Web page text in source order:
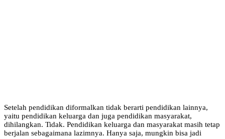
Setelah pendidikan diformalkan tidak berarti pendidikan lainnya,
yaitu pendidikan keluarga dan juga pendidikan masyarakat,
dihilangkan. Tidak. Pendidikan keluarga dan masyarakat masih tetap
berjalan sebagaimana lazimnya. Hanya saja, mungkin bisa jadi